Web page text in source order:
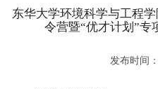
东华大学环境科学与工程
令营暨“优才计划”专
发布时间